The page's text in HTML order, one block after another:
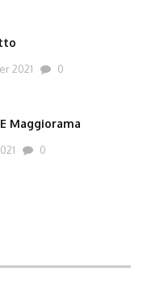
2021 0
Maggiorama
0